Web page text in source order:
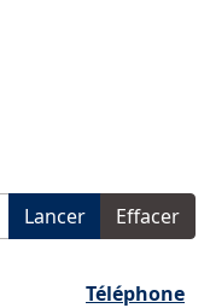
Lancer Effacer
Téléphone